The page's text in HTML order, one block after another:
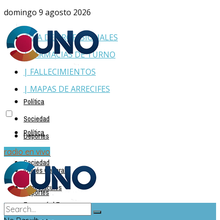
domingo 9 agosto 2026
GUÍA DE PROFESIONALES
| FARMACIAS DE TURNO
| FALLECIMIENTOS
| MAPAS DE ARRECIFES
Política
Sociedad
Deportes
Policiales
Interés General
Espectáculos
Economía | Empresas
Política
Sociedad
Deportes
radio en vivo